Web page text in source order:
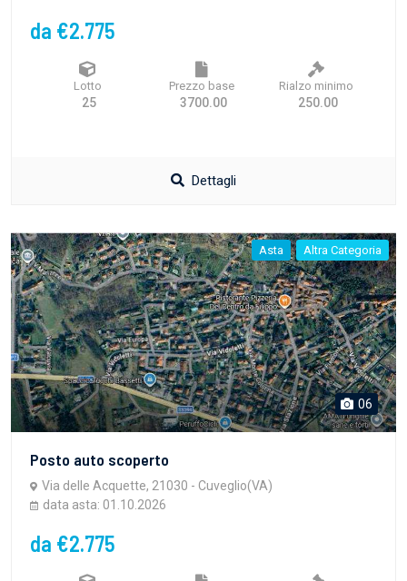
da €2.775
Lotto
25
Prezzo base
3700.00
Rialzo minimo
250.00
Dettagli
Asta Altra Categoria
06
Posto auto scoperto
Via delle Acquette, 21030 - Cuveglio(VA)
data asta: 01.10.2026
da €2.775